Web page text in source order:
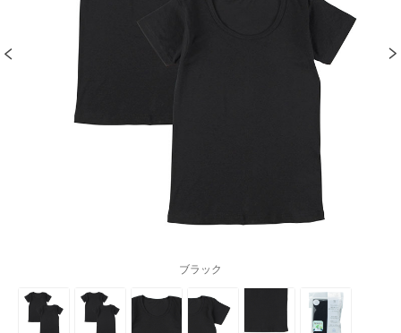
ブラック